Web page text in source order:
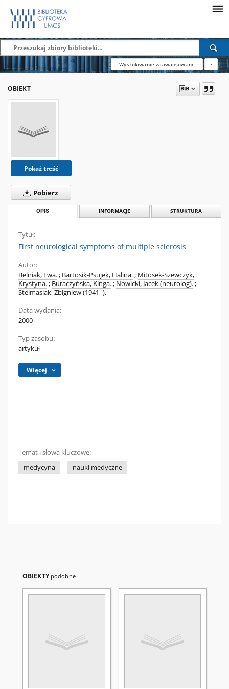
Wyszukiwanie zaawansowane ?
OBIEKT
Pokaż treść
Pobierz
OPIS INFORMACJE STRUKTURA
Tytuł:
First neurological symptoms of multiple sclerosis
Autor:
Belniak, Ewa.; Bartosik-Psujek, Halina.; Mitosek-Szewczyk,
Krystyna.; Buraczyńska, Kinga.; Nowicki, Jacek (neurolog).;
Stelmasiak, Zbigniew (1941- ).
Data wydania:
2000
Typ zasobu:
artykuł
Więcej
Temat i słowa kluczowe:
medycyna
nauki medyczne
OBIEKTY podobne